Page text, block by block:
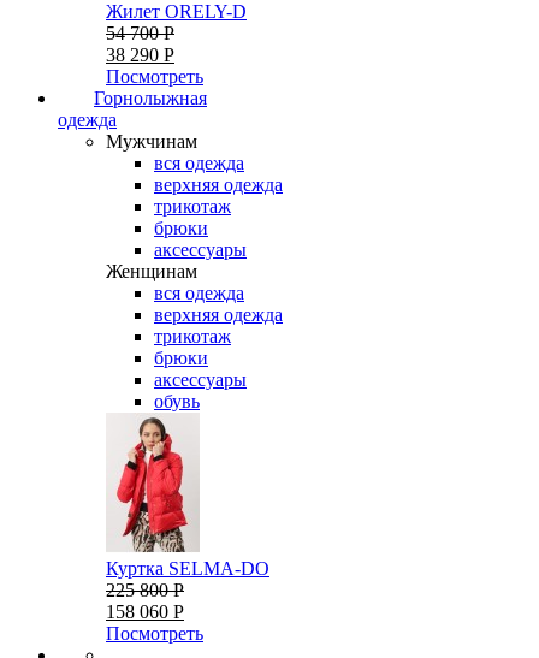
Жилет ORELY-D
54 700 Р
38 290 Р
Посмотреть
Горнолыжная
одежда
Мужчинам
вся одежда
верхняя одежда
трикотаж
брюки
аксессуары
Женщинам
вся одежда
верхняя одежда
трикотаж
брюки
аксессуары
обувь
Куртка SELMA-DO
225 800 Р
158 060 Р
Посмотреть